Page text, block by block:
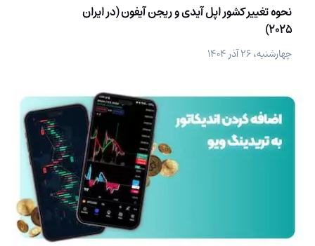
نحوه تغییر کشور اپل آیدی و ریجن آیفون (در ایران
2025)
چهارشنبه، ۲۶ آذر ۱۴۰۴